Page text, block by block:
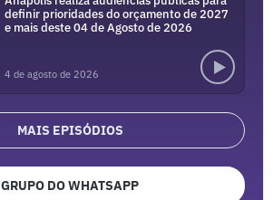
definir prioridades do orçamento de 2027
e mais deste 04 de Agosto de 2026
4 de agosto de 2026
MAIS EPISÓDIOS
GRUPO DO WHATSAPP